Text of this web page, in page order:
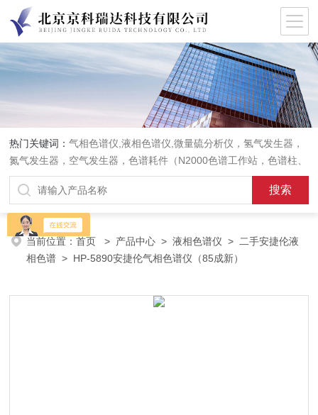
热门关键词：气相色谱仪,液相色谱仪,微量硫分析仪，氢气发生器，
氮气发生器，空气发生器，色谱耗件（N2000色谱工作站，色谱柱、
阀件、进样器、色谱担体），顶空进样器，热解析仪，紫外分光光度
计，原子吸收分光光度计，傅立叶红外光谱仪，分析天平等常规实验
室产品。
当前位置：首页 > 产品中心 >液相色谱仪 > 二手安捷伦液
相色谱 > HP-5890安捷伦气相色谱仪（85成新）